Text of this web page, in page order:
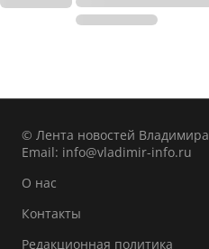
© Лента новостей Владимира
Email: info@vladimir-info.ru
О нас
Контакты
Редакционная политика